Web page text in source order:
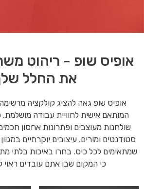
אופיס שופ - ריהוט
את החלל
אופיס שופ גאה להציג קולקציה
המותאם אישית לחוויית עבודה מושלמת.
שולחנות מעוצבים ופתרונות אחסון
סטודנטים ומורים. עיצובים יוקרתיים
שמתאימים לכל כיס. בחרו באיכות בלתי
כי המקום שבו אתם עובדים ראוי